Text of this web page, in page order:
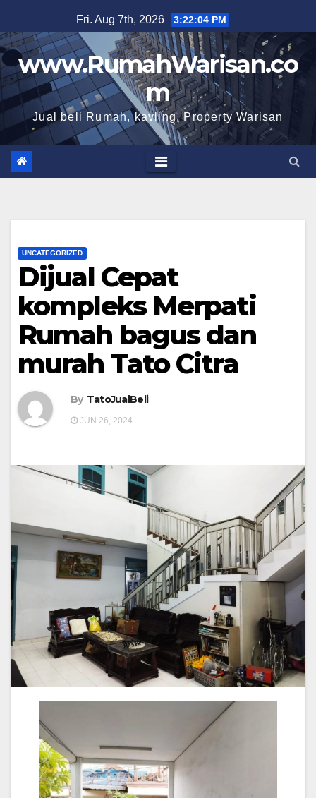
to
content
Fri. Aug 7th, 2026 3:22:06 PM
www.RumahWarisan.co
m
Jual beli Rumah, kavling, Property Warisan
UNCATEGORIZED
Dijual Cepat
kompleks Merpati
Rumah bagus dan
murah Tato Citra
By TatoJualBeli
JUN 26, 2024